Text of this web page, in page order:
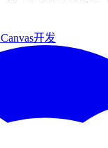
Canvas开发